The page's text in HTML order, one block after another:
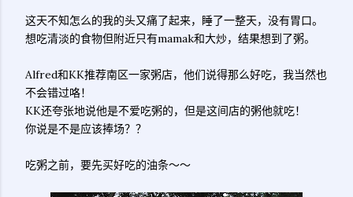
这天不知怎么的我的头又痛了起来，睡了一整天，没有胃口。
想吃清淡的食物但附近只有mamak和大炒，结果想到了粥。
Alfred和KK推荐南区一家粥店，他们说得那么好吃，我当然也
不会错过咯！
KK还夸张地说他是不爱吃粥的，但是这间店的粥他就吃！
你说是不是应该捧场？？
吃粥之前，要先买好吃的油条～～